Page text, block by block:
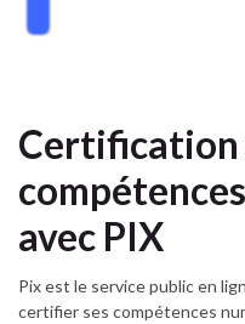
Certification
avec PIX
Pix est le service public en
certifier ses compétences